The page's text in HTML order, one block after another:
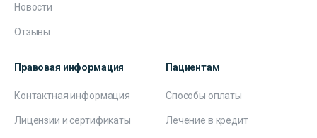
Новости
Отзывы
Правовая информация
Контактная информация
Лицензии и сертификаты
Пациентам
Способы оплаты
Лечение в кредит